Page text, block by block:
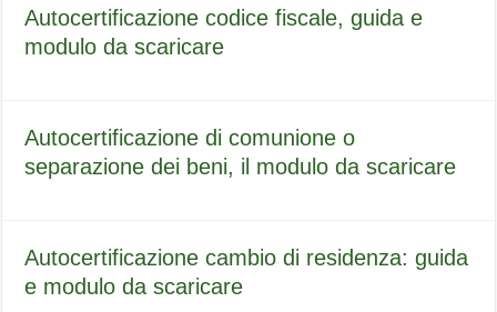
Autocertificazione codice fiscale, guida e
modulo da scaricare
Autocertificazione di comunione o
separazione dei beni, il modulo da scaricare
Autocertificazione cambio di residenza: guida
e modulo da scaricare